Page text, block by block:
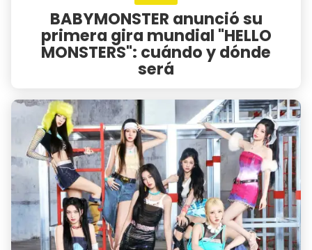
BABYMONSTER anunció su
primera gira mundial "HELLO
MONSTERS": cuándo y dónde
será